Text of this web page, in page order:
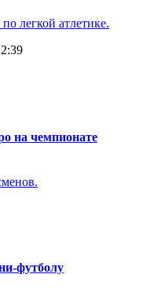
легкой атлетике.
на чемпионате
футболу